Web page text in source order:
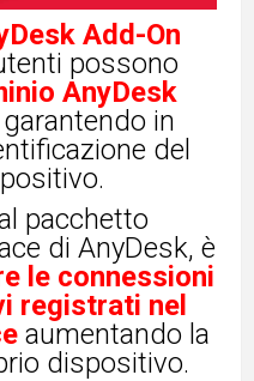
Add-On
possono
AnyDesk
garantendo in
del
pacchetto
di AnyDesk, è
le connessioni
registrati nel
aumentando la
dispositivo.